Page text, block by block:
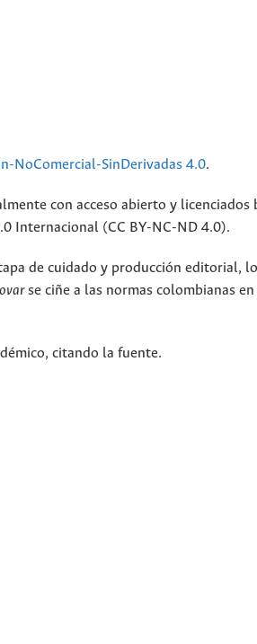
NoComercial-SinDerivadas 4.0.
con acceso abierto y licenciados
Internacional (CC BY-NC-ND 4.0).
de cuidado y producción editorial,
se ciñe a las normas colombianas
citando la fuente.